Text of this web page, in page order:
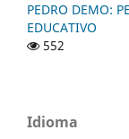
PEDRO DEMO:
EDUCATIVO
552
Idioma